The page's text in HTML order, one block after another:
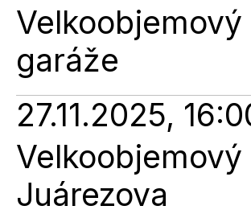
garáže
27.11.2025,
Juárezova